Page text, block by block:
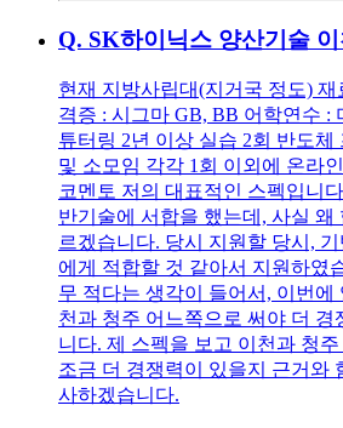
Q. SK하이닉스 양산기술
현재 지방사립대(지거국 정도) 재
격증 : 시그마 GB, BB 어학연수 :
튜터링 2년 이상 실습 2회 반도체
및 소모임 각각 1회 이외에 온라
코멘토 저의 대표적인 스펙입니
반기술에 서합을 했는데, 사실 왜
르겠습니다. 당시 지원할 당시,
에게 적합할 것 같아서 지원하였
무 적다는 생각이 들어서, 이번에
천과 청주 어느쪽으로 써야 더 경
니다. 제 스펙을 보고 이천과 청
조금 더 경쟁력이 있을지 근거와
사하겠습니다.